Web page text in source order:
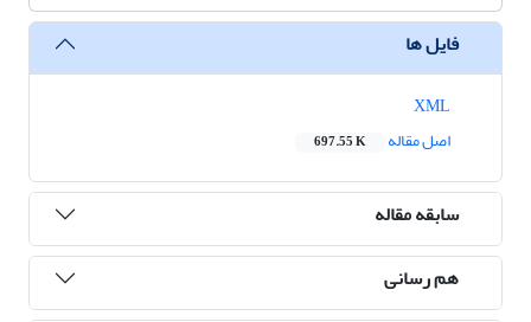
فایل ها
اصل مقاله
697.55 K
سابقه مقاله
هم رسانی